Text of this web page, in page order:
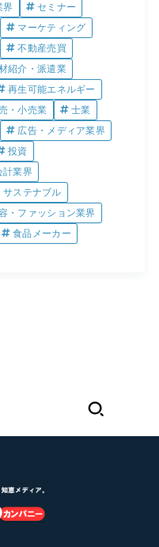
界
セミナー
マーケティング
不動産売買
紹介・派遣業
再生可能エネルギー
・小売業
士業
広告・メディア業界
投資
計業界
サステナブル
・ファッション業界
食品メーカー